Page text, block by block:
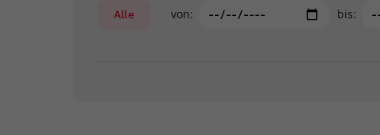
Alle von: bis: